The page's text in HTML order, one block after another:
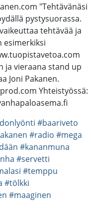
"Tehtävänäsi
pystysuorassa.
tehtävää ja
esimerkiksi
ja vieraana stand up
Joni Pakanen.
Yhteistyössä:
#baariveto
#radio #mega
#kananmuna
#servetti
#temppu
#tölkki
#maaginen